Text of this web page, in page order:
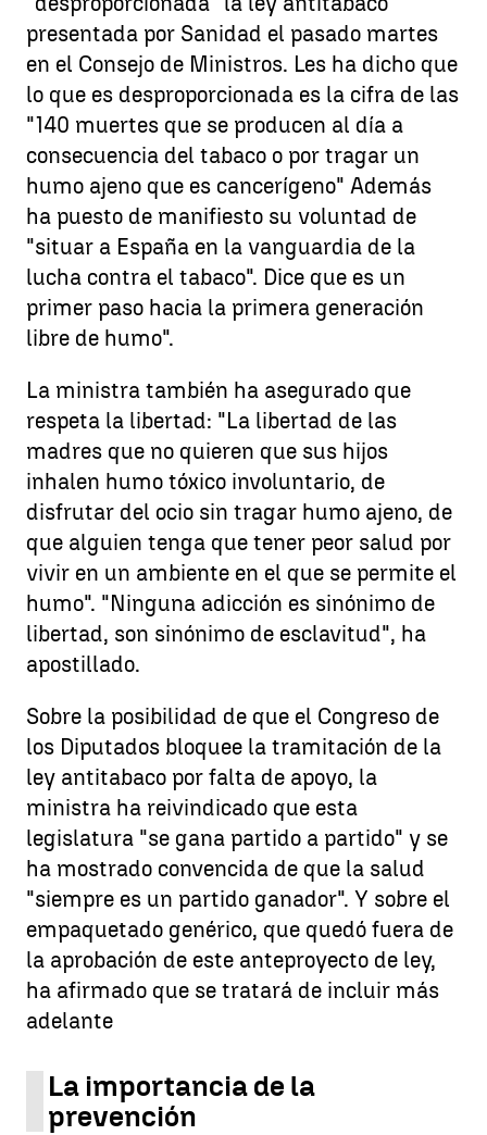
presentada por Sanidad el pasado martes
en el Consejo de Ministros. Les ha dicho que
lo que es desproporcionada es la cifra de las
"140 muertes que se producen al día a
consecuencia del tabaco o por tragar un
humo ajeno que es cancerígeno" Además
ha puesto de manifiesto su voluntad de
"situar a España en la vanguardia de la
lucha contra el tabaco". Dice que es un
primer paso hacia la primera generación
libre de humo".
La ministra también ha asegurado que
respeta la libertad: "La libertad de las
madres que no quieren que sus hijos
inhalen humo tóxico involuntario, de
disfrutar del ocio sin tragar humo ajeno, de
que alguien tenga que tener peor salud por
vivir en un ambiente en el que se permite el
humo". "Ninguna adicción es sinónimo de
libertad, son sinónimo de esclavitud", ha
apostillado.
Sobre la posibilidad de que el Congreso de
los Diputados bloquee la tramitación de la
ley antitabaco por falta de apoyo, la
ministra ha reivindicado que esta
legislatura "se gana partido a partido" y se
ha mostrado convencida de que la salud
"siempre es un partido ganador". Y sobre el
empaquetado genérico, que quedó fuera de
la aprobación de este anteproyecto de ley,
ha afirmado que se tratará de incluir más
adelante
La importancia de la
prevención